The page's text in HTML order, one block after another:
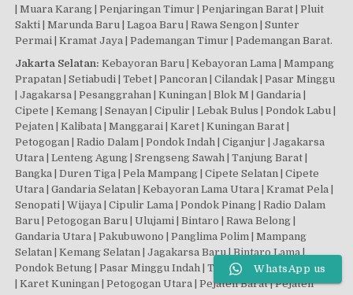
| Muara Karang | Penjaringan Timur | Penjaringan Barat | Pluit
Sakti | Marunda Baru | Lagoa Baru | Rawa Sengon | Sunter
Permai | Kramat Jaya | Pademangan Timur | Pademangan Barat.
Jakarta Selatan: Kebayoran Baru | Kebayoran Lama | Mampang
Prapatan | Setiabudi | Tebet | Pancoran | Cilandak | Pasar Minggu
| Jagakarsa | Pesanggrahan | Kuningan | Blok M | Gandaria |
Cipete | Kemang | Senayan | Cipulir | Lebak Bulus | Pondok Labu |
Pejaten | Kalibata | Manggarai | Karet | Kuningan Barat |
Petogogan | Radio Dalam | Pondok Indah | Ciganjur | Jagakarsa
Utara | Lenteng Agung | Srengseng Sawah | Tanjung Barat |
Bangka | Duren Tiga | Pela Mampang | Cipete Selatan | Cipete
Utara | Gandaria Selatan | Kebayoran Lama Utara | Kramat Pela |
Senopati | Wijaya | Cipulir Lama | Pondok Pinang | Radio Dalam
Baru | Petogogan Baru | Ulujami | Bintaro | Rawa Belong |
Gandaria Utara | Pakubuwono | Panglima Polim | Mampang
Selatan | Kemang Selatan | Jagakarsa Baru | Bintaro Lama |
Pondok Betung | Pasar Minggu Indah | Tebet Timur | Tebet Barat
| Karet Kuningan | Petogogan Utara | Pejaten Barat | Pejaten
WhatsApp us